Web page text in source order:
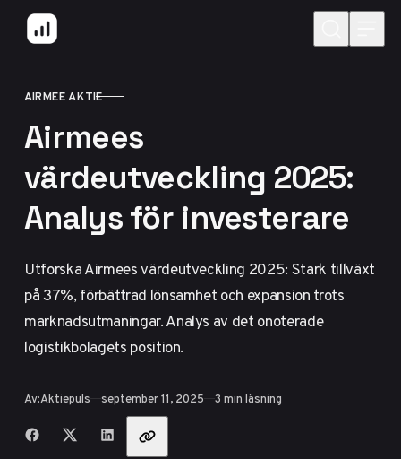
Hoppa till innehåll
KATEGORI
AIRMEE AKTIE
Airmees
värdeutveckling 2025:
Analys för investerare
Utforska Airmees värdeutveckling 2025: Stark tillväxt
på 37%, förbättrad lönsamhet och expansion trots
marknadsutmaningar. Analys av det onoterade
logistikbolagets position.
Av:Aktiepuls Publicerad
september 11, 2025 3 min läsning
Dela med vänner